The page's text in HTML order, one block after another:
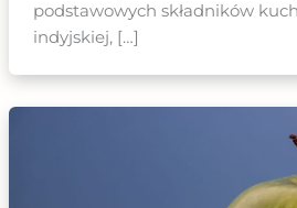
podstawowych składników
indyjskiej, […]